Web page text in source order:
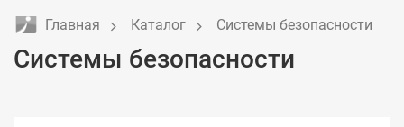
Главная Каталог Системы безопасности
Системы безопасности